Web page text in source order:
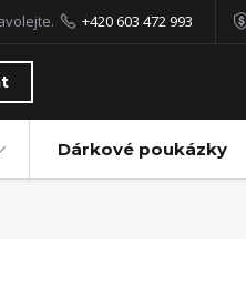
+420 603 472 993
Dárkové poukázky